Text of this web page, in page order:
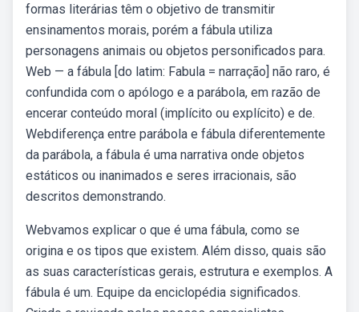
formas literárias têm o objetivo de transmitir
ensinamentos morais, porém a fábula utiliza
personagens animais ou objetos personificados para.
Web — a fábula [do latim: Fabula = narração] não raro, é
confundida com o apólogo e a parábola, em razão de
encerar conteúdo moral (implícito ou explícito) e de.
Webdiferença entre parábola e fábula diferentemente
da parábola, a fábula é uma narrativa onde objetos
estáticos ou inanimados e seres irracionais, são
descritos demonstrando.
Webvamos explicar o que é uma fábula, como se
origina e os tipos que existem. Além disso, quais são
as suas características gerais, estrutura e exemplos. A
fábula é um. Equipe da enciclopédia significados.